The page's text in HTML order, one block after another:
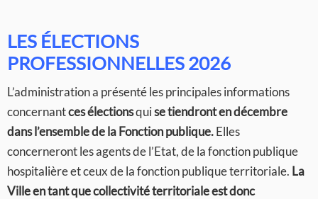
LES ÉLECTIONS
PROFESSIONNELLES 2026
L’administration a présenté les principales informations
concernantces électionsquise tiendronten décembre
dans l’ensemble de la Fonction publique.Elles
concerneront les agents de l’Etat, de la fonction publique
hospitalière et ceux de la fonction publique territoriale. La
Ville en tant que collectivité territoriale est donc